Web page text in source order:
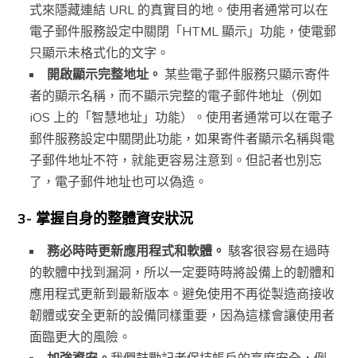
式來隱藏連結 URL 的真實目的地。使用者通常可以在
電子郵件服務設定中關閉「HTML 顯示」功能，使電郵
只顯示未格式化的文字。
開啟顯示完整地址。 某些電子郵件服務只顯示寄件
者的顯示名稱，而不顯示完整的電子郵件地址（例如
iOS 上的「智慧地址」功能）。使用者通常可以在電子
郵件服務設定中關閉此功能，如果寄件者顯示名稱與電
子郵件地址不符，就能更容易注意到。但記者也別忘
了，電子郵件地址也可以偽造。
3- 掌握自身的整體資安狀況
務必時時更新應用程式和軟體。 駭客很容易在過時
的軟體中找到漏洞，所以一定要時時將設備上的韌體和
應用程式更新到最新版本。避免使用不再從製造商接收
韌體或安全更新的設備同樣重要，因為這樣會讓使用者
面臨更大的風險。